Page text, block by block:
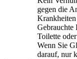
gegen die
Gebrauchte
Toilette
Wenn Sie
darauf, nur